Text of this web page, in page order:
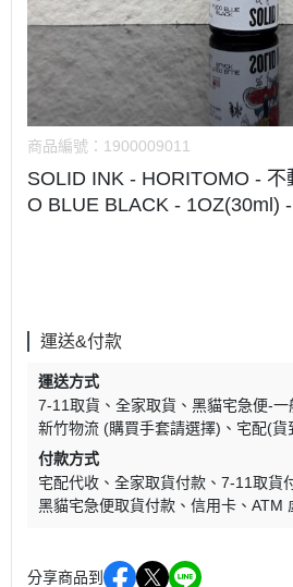
商品編號： 1900009011
SOLID INK - HORITOMO -
O BLUE BLACK - 1OZ(30ml)
運送&付款
運送方式
7-11取貨
全家取貨
黑貓宅急便-一
新竹物流 (購買手套請選擇)
宅配(貨
付款方式
宅配代收
全家取貨付款
7-11取貨
黑貓宅急便取貨付款
信用卡 ATM
分享商品到